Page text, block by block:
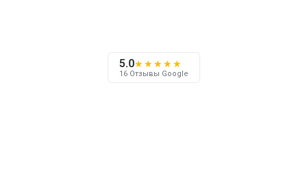
5.0★★★★★
16 Отзывы Google